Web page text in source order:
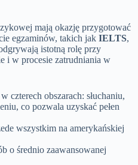
mają okazję przygotować
egzaminów, takich jak IELTS,
istotną rolę przy
i w procesie zatrudniania w
czterech obszarach: słuchaniu,
co pozwala uzyskać pełen
wszystkim na amerykańskiej
o średnio zaawansowanej